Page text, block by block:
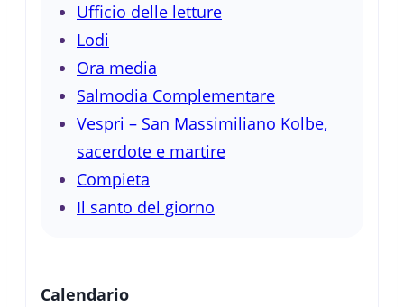
Ufficio delle letture
Lodi
Ora media
Salmodia Complementare
Vespri – San Massimiliano Kolbe,
sacerdote e martire
Compieta
Il santo del giorno
Calendario